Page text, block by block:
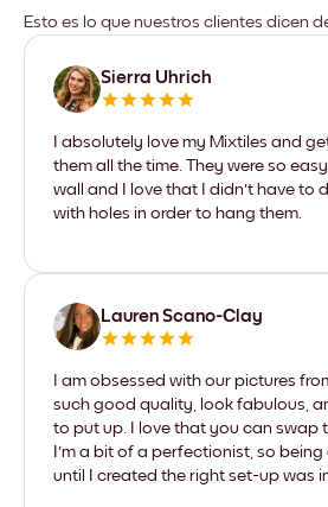
Esto es lo que nuestros clientes dicen
Sierra Uhrich
I absolutely love my Mixtiles and
them all the time. They were so
wall and I love that I didn't have to
with holes in order to hang them.
Lauren Scano-Clay
I am obsessed with our pictures
such good quality, look fabulous,
to put up. I love that you can swap
I'm a bit of a perfectionist, so
until I created the right set-up was